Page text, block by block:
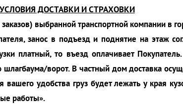
УСЛОВИЯ ДОСТАВКИ И СТРАХОВКИ
выбранной транспортной компании в
занос в подъезд и поднятие на этаж
платный, то въезд оплачивает
ворот. В частный дом доставка
удобства груз будет лежать у края
работы».